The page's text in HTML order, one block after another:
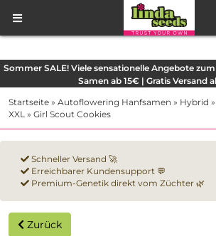
Sommer SALE! Viele sensationelle Angebote
Samen ab 15€ | Gratis Versand
Startseite » Autoflowering Hanfsamen » Hybrid »
XXL » Girl Scout Cookies
Schneller Versand 🚀
Erreichbarer Kundensupport 💬
Premium-Genetik direkt vom Züchter 🌿
Zurück